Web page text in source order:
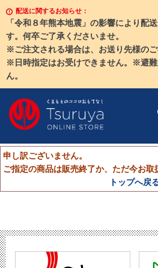
配送に関するお知らせ：
「令和８年熊本地震」の影響により配
す。何卒ご了承くださいませ。
※ご注文される場合は、お送り先様のご
※日時指定はお受けできません。※避
ん。
申し訳ございません。
ご指定の商品は販売終了か、ただ今お取
トップへ戻